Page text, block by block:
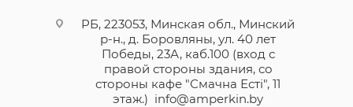
РБ, 223053, Минская обл., Минский
р-н., д. Боровляны, ул. 40 лет
Победы, 23А, каб.100 (вход с
правой стороны здания, со
стороны кафе "Смачна Естi", 11
этаж.) info@amperkin.by